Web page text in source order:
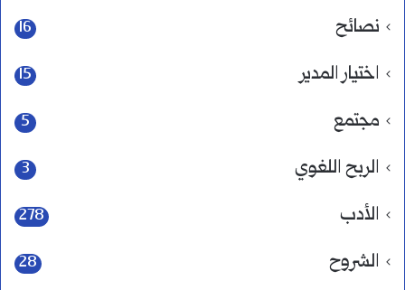
نصائح 16
اختيار المدير 15
مجتمع 5
الربح اللغوي 3
الأدب 278
الشروح 28